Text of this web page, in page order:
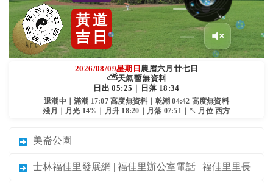
黃道
吉 日
2026/08/09星期日農曆六月廿七日
⛅天氣暫無資料
日出 05:25｜日落 18:34
退潮中｜滿潮 17:07 高度無資料｜乾潮 04:42 高度無資料
殘月｜月光 14%｜月升 18:20｜月落 07:51｜↖ 月位 西方
美崙公園
士林福佳里發展網 | 福佳里辦公室電話 | 福佳里里長